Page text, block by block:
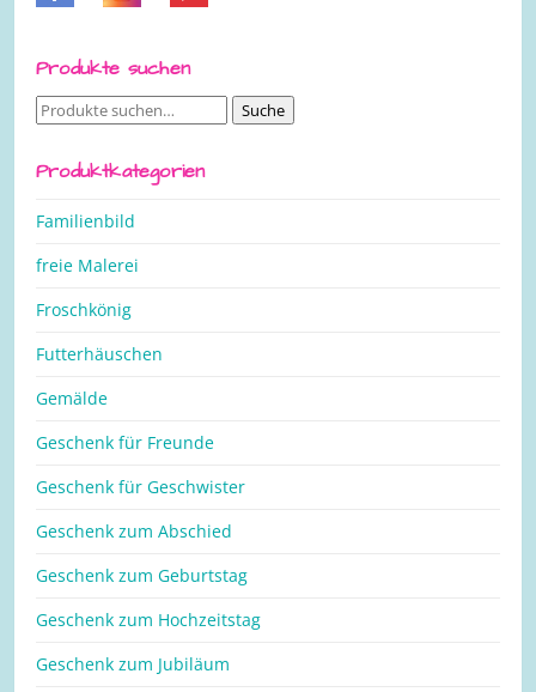
Produkte suchen
Suche
Suche
Produktkategorien
Familienbild
freie Malerei
Froschkönig
Futterhäuschen
Gemälde
Geschenk für Freunde
Geschenk für Geschwister
Geschenk zum Abschied
Geschenk zum Geburtstag
Geschenk zum Hochzeitstag
Geschenk zum Jubiläum